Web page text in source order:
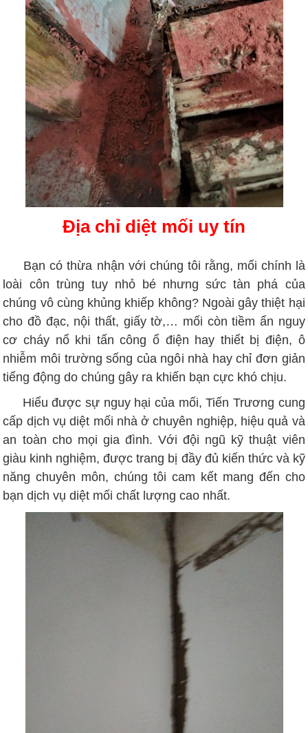
Địa chỉ diệt mối uy tín
Bạn có thừa nhận với chúng tôi rằng, mối chính là
loài côn trùng tuy nhỏ bé nhưng sức tàn phá của
chúng vô cùng khủng khiếp không? Ngoài gây thiệt hại
cho đồ đạc, nội thất, giấy tờ,… mối còn tiềm ẩn nguy
cơ cháy nổ khi tấn công ổ điện hay thiết bị điện, ô
nhiễm môi trường sống của ngôi nhà hay chỉ đơn giản
tiếng động do chúng gây ra khiến bạn cực khó chịu.
Hiểu được sự nguy hại của mối, Tiến Trương cung
cấp dịch vụ diệt mối nhà ở chuyên nghiệp, hiệu quả và
an toàn cho mọi gia đình. Với đội ngũ kỹ thuật viên
giàu kinh nghiệm, được trang bị đầy đủ kiến thức và kỹ
năng chuyên môn, chúng tôi cam kết mang đến cho
bạn dịch vụ diệt mối chất lượng cao nhất.